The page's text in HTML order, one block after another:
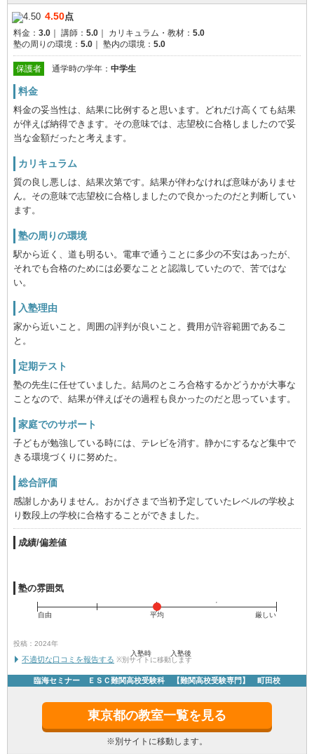
4.50点
料金： 3.0 講師： 5.0 カリキュラム・教材： 5.0
塾の周りの環境： 5.0 塾内の環境： 5.0
保護者 通学時の学年： 中学生
料金
料金の妥当性は、結果に比例すると思います。どれだけ高くても結果
が伴えば納得できます。その意味では、志望校に合格しましたので妥
当な金額だったと考えます。
カリキュラム
質の良し悪しは、結果次第です。結果が伴わなければ意味がありませ
ん。その意味で志望校に合格しましたので良かったのだと判断してい
ます。
塾の周りの環境
駅から近く、道も明るい。電車で通うことに多少の不安はあったが、
それでも合格のためには必要なことと認識していたので、苦ではな
い。
入塾理由
家から近いこと。周囲の評判が良いこと。費用が許容範囲であるこ
と。
定期テスト
塾の先生に任せていました。結局のところ合格するかどうかが大事な
ことなので、結果が伴えばその過程も良かったのだと思っています。
家庭でのサポート
子どもが勉強している時には、テレビを消す。静かにするなど集中で
きる環境づくりに努めた。
総合評価
感謝しかありません。おかげさまで当初予定していたレベルの学校よ
り数段上の学校に合格することができました。
成績/偏差値
入塾時 入塾後
塾の雰囲気
自由 平均 厳しい
投稿：2024年
不適切な口コミを報告する ※別サイトに移動します
臨海セミナー ＥＳＣ難関高校受験科 【難関高校受験専門】 町田校
東京都の教室一覧を見る
※別サイトに移動します。